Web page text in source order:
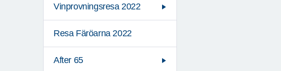
Vinprovningsresa 2022
Resa Färöarna 2022
After 65